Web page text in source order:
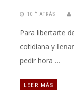
10 “” ATRÁS
Para libertarte
cotidiana y
pedir hora …
LEER MÁS